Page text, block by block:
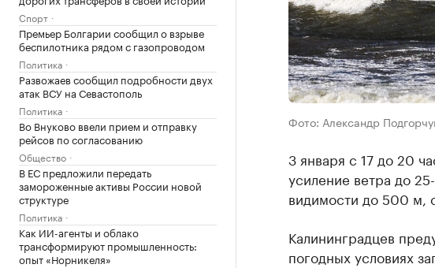
Спорт
Премьер Болгарии сообщил о взрыве
беспилотника рядом с газопроводом
Политика
Развожаев сообщил подробности двух
атак ВСУ на Севастополь
Политика
Во Внуково ввели прием и отправку
рейсов по согласованию
Общество
В ЕС предложили передать
замороженные активы России новой
структуре
Политика
Как ИИ-агенты и облако
трансформируют промышленность:
опыт «Норникеля»
Фото: Александр
3 января с 17 до 20
усиление ветра до
видимости до 500 м,
Калининградцев
погодных условиях